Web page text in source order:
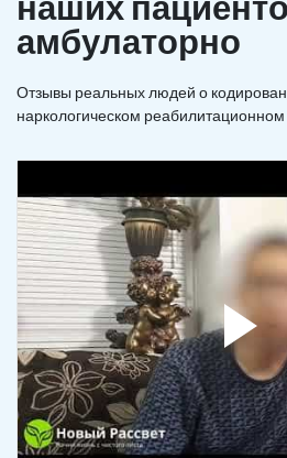
амбулаторно
Отзывы реальных людей о
наркологическом